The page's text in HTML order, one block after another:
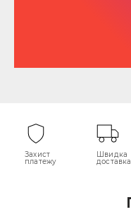
Захист
платежу
Швидка
доставка